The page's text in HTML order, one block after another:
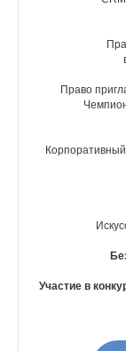
Право
Участие в
+7
пользовательского